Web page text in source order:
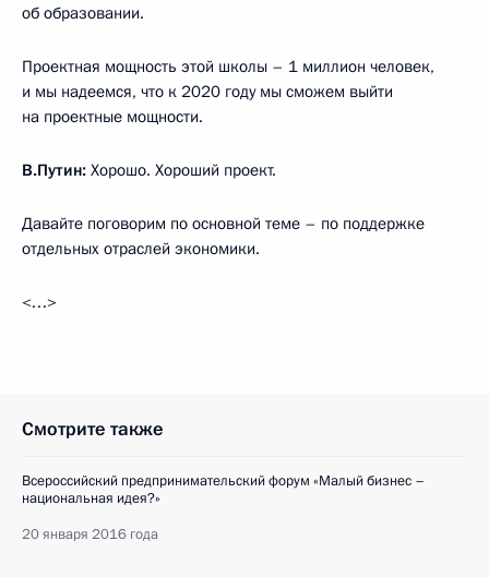
об образовании.
Проектная мощность этой школы – 1 миллион человек,
и мы надеемся, что к 2020 году мы сможем выйти
на проектные мощности.
В.Путин: Хорошо. Хороший проект.
Давайте поговорим по основной теме – по поддержке
отдельных отраслей экономики.
<…>
Смотрите также
Всероссийский предпринимательский форум «Малый бизнес –
национальная идея?»
20 января 2016 года